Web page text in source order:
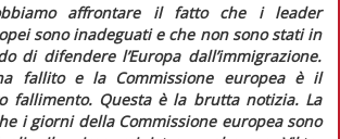
affrontare il fatto che i leader
sono inadeguati e che non sono stati in
di difendere l’Europa dall’immigrazione.
fallito e la Commissione europea è il
fallimento. Questa è la brutta notizia. La
i giorni della Commissione europea sono